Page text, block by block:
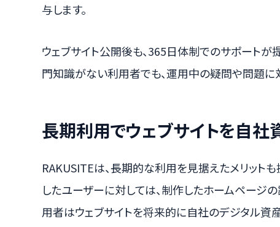
与します。
ウェブサイト公開後も、365日体制でのサポートが
門知識がない利用者でも、運用中の疑問や問題に
長期利用でウェブサイトを自社
RAKUSITEは、長期的な利用を見据えたメリット
したユーザーに対しては、制作したホームページ
用者はウェブサイトを将来的に自社のデジタル資